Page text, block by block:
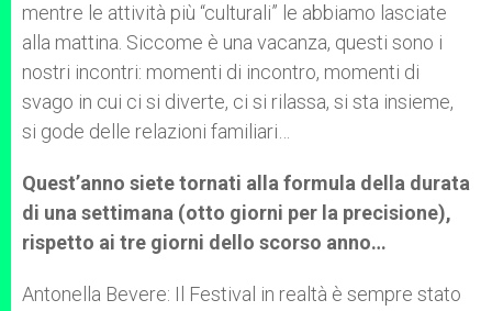
mentre le attività più “culturali” le abbiamo lasciate
alla mattina. Siccome è una vacanza, questi sono i
nostri incontri: momenti di incontro, momenti di
svago in cui ci si diverte, ci si rilassa, si sta insieme,
si gode delle relazioni familiari…
Quest’anno siete tornati alla formula della durata
di una settimana (otto giorni per la precisione),
rispetto ai tre giorni dello scorso anno…
Antonella Bevere: Il Festival in realtà è sempre stato